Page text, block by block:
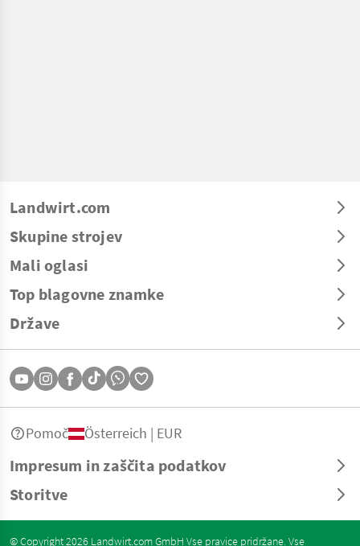
Landwirt.com
Skupine strojev
Mali oglasi
Top blagovne znamke
Države
Impresum in zaščita podatkov
Storitve
Pomoč Österreich | EUR
© Copyright 2026 Landwirt.com GmbH Vse pravice pridržane. Vse